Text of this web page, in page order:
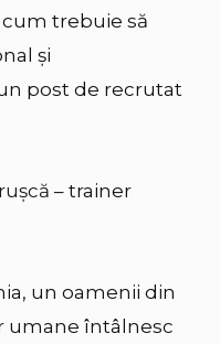
trebuie să
și
post de recrutat
– trainer
un oamenii din
umane întâlnesc